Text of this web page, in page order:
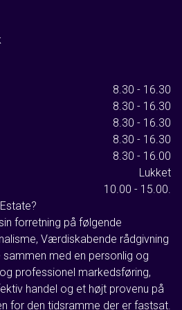
8.30 - 16.30
8.30 - 16.30
8.30 - 16.30
8.30 - 16.30
8.30 - 16.00
Lukket
10.00 - 15.00.
forretning på følgende
Værdiskabende rådgivning
med en personlig og
professionel markedsføring,
handel og et højt provenu på
for den tidsramme der er fastsat.